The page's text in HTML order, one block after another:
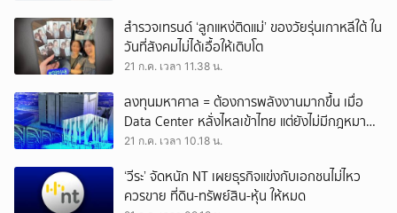
สำรวจเทรนด์ ‘ลูกแหง่ติดแม่’ ของวัยรุ่นเกาหลีใต้ ใน
วันที่สังคมไม่ได้เอื้อให้เติบโต
21 ก.ค. เวลา 11.38 น.
ลงทุนมหาศาล = ต้องการพลังงานมากขึ้น เมื่อ
Data Center หลั่งไหลเข้าไทย แต่ยังไม่มีกฎหมาย
เฉพาะกำกับดูแล
21 ก.ค. เวลา 10.18 น.
‘วีระ’ จัดหนัก NT เผยธุรกิจแข่งกับเอกชนไม่ไหว
ควรขาย ที่ดิน-ทรัพย์สิน-หุ้น ให้หมด